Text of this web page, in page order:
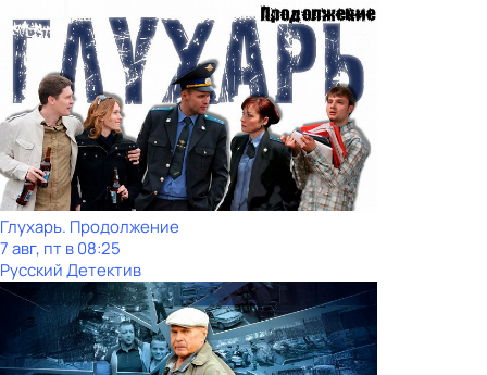
Глухарь. Продолжение
7 авг, пт в 08:25
Русский Детектив